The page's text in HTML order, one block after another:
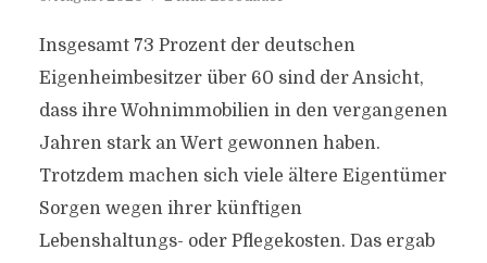
Insgesamt 73 Prozent der deutschen
Eigenheimbesitzer über 60 sind der Ansicht,
dass ihre Wohnimmobilien in den vergangenen
Jahren stark an Wert gewonnen haben.
Trotzdem machen sich viele ältere Eigentümer
Sorgen wegen ihrer künftigen
Lebenshaltungs- oder Pflegekosten. Das ergab